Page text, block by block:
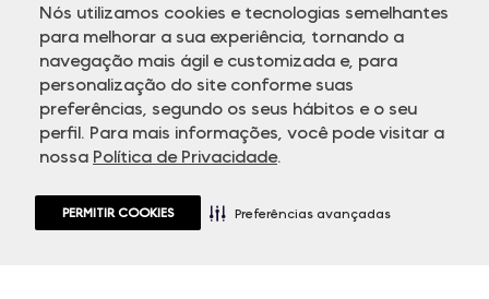
Nós utilizamos cookies e tecnologias semelhantes
para melhorar a sua experiência, tornando a
navegação mais ágil e customizada e, para
personalização do site conforme suas
preferências, segundo os seus hábitos e o seu
perfil. Para mais informações, você pode visitar a
nossa Política de Privacidade.
PERMITIR COOKIES Preferências avançadas
© Copyright 2000-2026 - Todos os direitos reservados. A Dudalina
promoções e disponibilidade de estoque a qualquer momento.
Em caso de dúvidas:0800 770 5510.
Horário de Atendimentodas 8h às 20h de segunda a sexta-feira e